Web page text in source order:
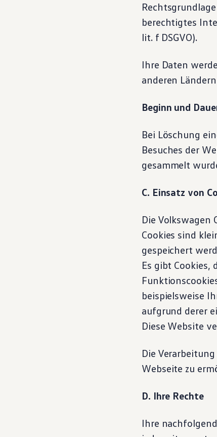
berechtigtes
lit. f DSGVO).
Ihre Daten
anderen
Beginn und
Bei Löschung
Besuches der
gesammelt
C. Einsatz von
Die Volkswagen
Cookies sind
gespeichert
Es gibt
beispielsweise
aufgrund derer
Diese Website
Die
Webseite zu
D. Ihre Rechte
Ihre